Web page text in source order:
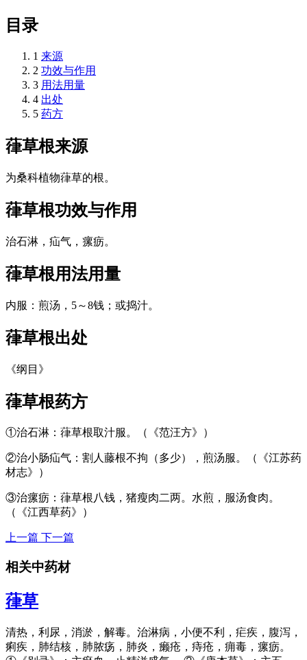
目录
1 来源
2 功效与作用
3 用法用量
4 出处
5 药方
葎草根来源
为桑科植物葎草的根。
葎草根功效与作用
治石淋，疝气，瘰疬。
葎草根用法用量
内服：煎汤，5～8钱；或捣汁。
葎草根出处
《纲目》
葎草根药方
①治石淋：葎草根取汁服。（《范汪方》）
②治小肠疝气：割人藤根不拘（多少），煎汤服。（《江苏药
材志》）
③治瘰疬：葎草根八钱，猪瘦肉二两。水煎，服汤食肉。
（《江西草药》）
上一篇 下一篇
相关中药材
葎草
清热，利尿，消淤，解毒。治淋病，小便不利，疟疾，腹泻，
痢疾，肺结核，肺脓疡，肺炎，癞疮，痔疮，痈毒，瘰疬。